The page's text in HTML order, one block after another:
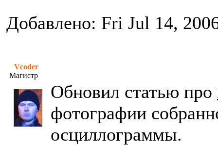
Добавлено: Fri Jul 14,
Vcoder
Магистр
Обновил статью про
фотографии
осциллограммы.